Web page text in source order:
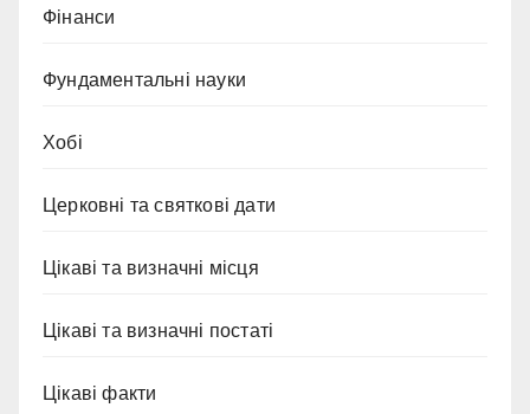
Фінанси
Фундаментальні науки
Хобі
Церковні та святкові дати
Цікаві та визначні місця
Цікаві та визначні постаті
Цікаві факти